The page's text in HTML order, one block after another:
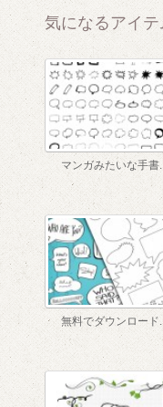
気になるアイテ
10
マンガみたいな手書
無料でダウンロード